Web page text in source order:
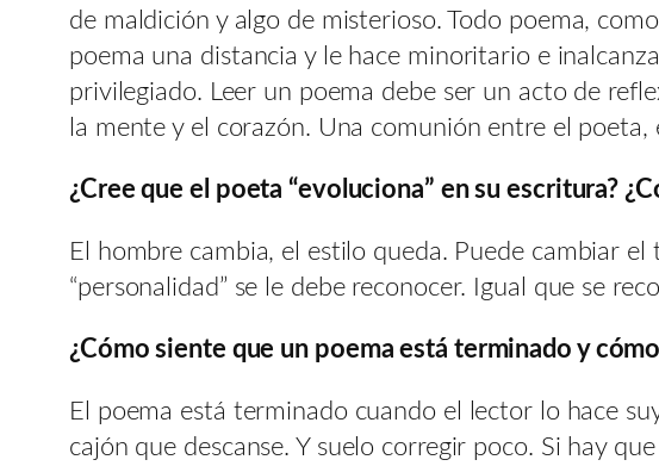
de maldición y algo de misterioso. Todo poema,
poema una distancia y le hace minoritario e
privilegiado. Leer un poema debe ser un acto de
la mente y el corazón. Una comunión entre el poeta,
¿Cree que el poeta “evoluciona” en su escritura?
El hombre cambia, el estilo queda. Puede cambiar
“personalidad” se le debe reconocer. Igual que se
¿Cómo siente que un poema está terminado y
El poema está terminado cuando el lector lo hace
cajón que descanse. Y suelo corregir poco. Si hay